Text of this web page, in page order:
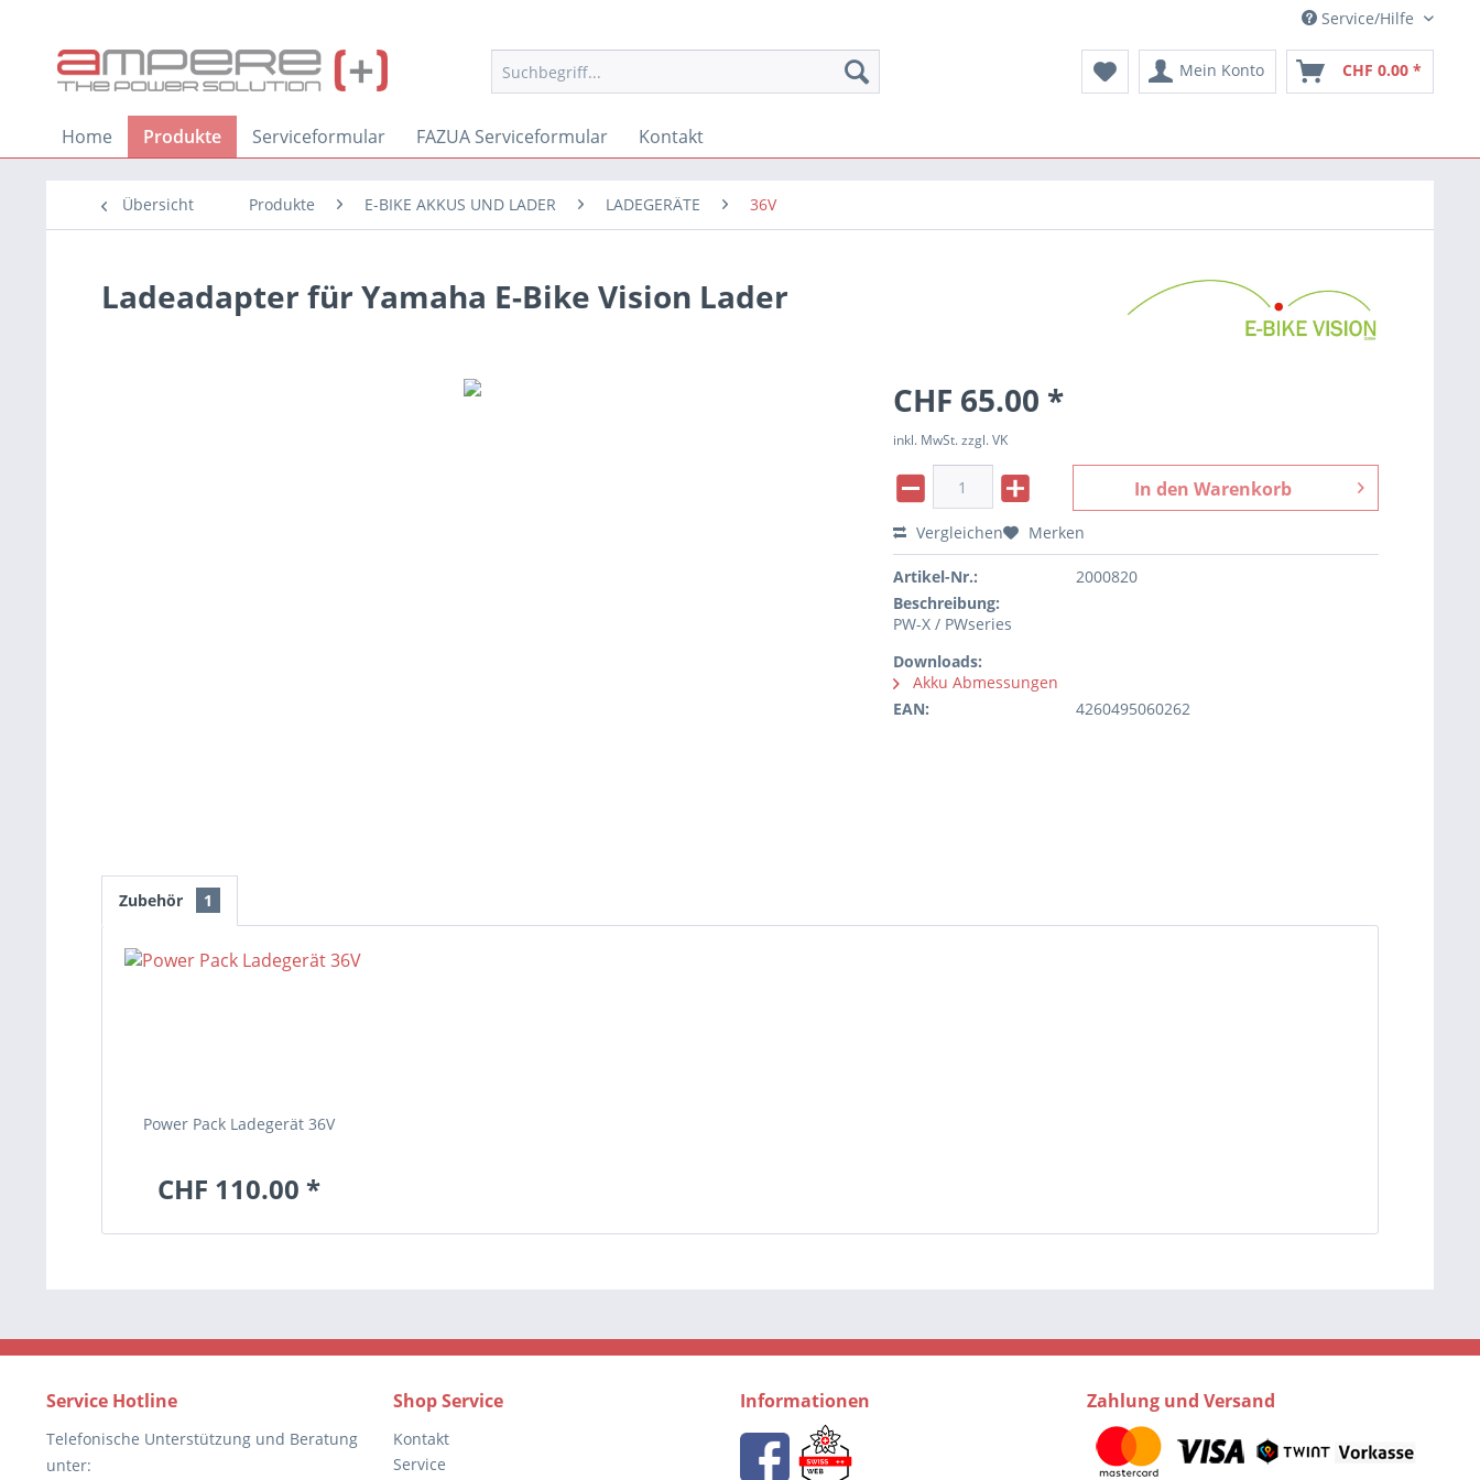
Service/Hilfe
Mein Konto CHF 0.00 *
Home Produkte Serviceformular FAZUA Serviceformular Kontakt
Übersicht Produkte E-BIKE AKKUS UND LADER LADEGERÄTE 36V
Ladeadapter für Yamaha E-Bike Vision Lader
CHF 65.00 *
inkl. MwSt. zzgl. VK
In den Warenkorb
Vergleichen Merken
Artikel-Nr.:
2000820
Beschreibung:
PW-X / PWseries
Downloads:
Akku Abmessungen
EAN:
4260495060262
Zubehör 1
Power Pack Ladegerät 36V
CHF 110.00 *
Service Hotline
Telefonische Unterstützung und Beratung
unter:
Shop Service
Kontakt
Service
Informationen Zahlung und Versand